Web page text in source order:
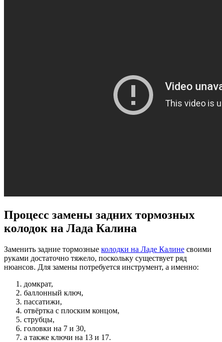
Процесс замены задних тормозных
колодок на Лада Калина
Заменить задние тормозные колодки на Ладе Калине своими
руками достаточно тяжело, поскольку существует ряд
нюансов. Для замены потребуется инструмент, а именно:
домкрат,
баллонный ключ,
пассатижи,
отвёртка с плоским концом,
струбцы,
головки на 7 и 30,
а также ключи на 13 и 17.